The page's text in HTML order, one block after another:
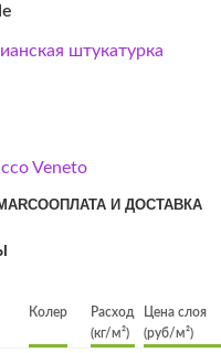
штукатурка
Veneto
ОПЛАТА И ДОСТАВКА
Колер
Расход
(кг/м²)
Цена слоя
(руб/м²)